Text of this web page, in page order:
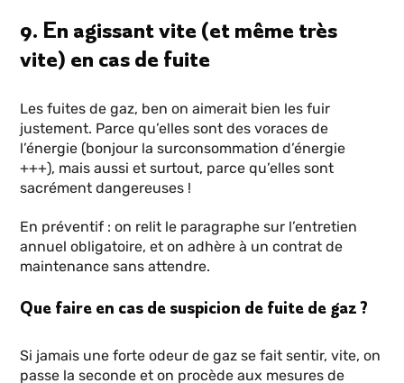
9. En agissant vite (et même très
vite) en cas de fuite
Les fuites de gaz, ben on aimerait bien les fuir
justement. Parce qu’elles sont des voraces de
l’énergie (bonjour la surconsommation d’énergie
+++), mais aussi et surtout, parce qu’elles sont
sacrément dangereuses !
En préventif : on relit le paragraphe sur l’entretien
annuel obligatoire, et on adhère à un contrat de
maintenance sans attendre.
Que faire en cas de suspicion de fuite de gaz ?
Si jamais une forte odeur de gaz se fait sentir, vite, on
passe la seconde et on procède aux mesures de